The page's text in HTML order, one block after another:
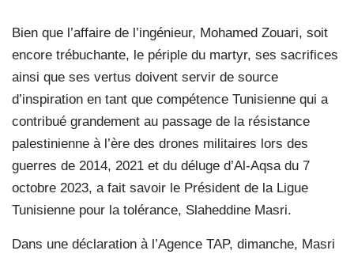
Bien que l’affaire de l’ingénieur, Mohamed Zouari, soit
encore trébuchante, le périple du martyr, ses sacrifices
ainsi que ses vertus doivent servir de source
d’inspiration en tant que compétence Tunisienne qui a
contribué grandement au passage de la résistance
palestinienne à l’ère des drones militaires lors des
guerres de 2014, 2021 et du déluge d’Al-Aqsa du 7
octobre 2023, a fait savoir le Président de la Ligue
Tunisienne pour la tolérance, Slaheddine Masri.
Dans une déclaration à l’Agence TAP, dimanche, Masri